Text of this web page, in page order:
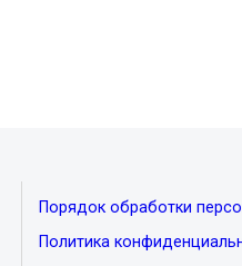
Порядок обработки
Политика